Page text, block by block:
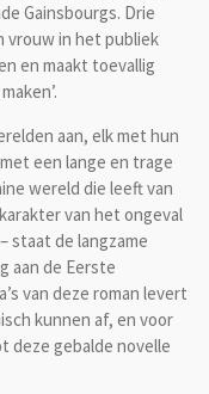
Gainsbourgs. Drie
in het publiek
en maakt toevallig
aan, elk met hun
een lange en trage
wereld die leeft van
van het ongeval
staat de langzame
aan de Eerste
van deze roman levert
kunnen af, en voor
deze gebalde novelle